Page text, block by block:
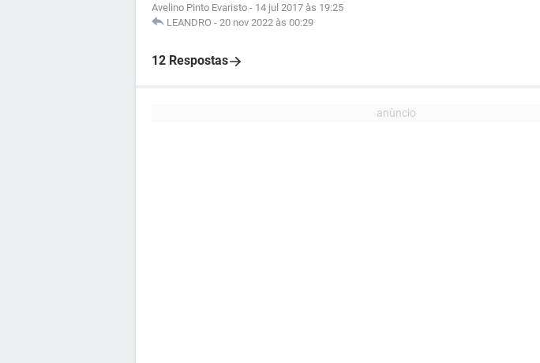
Avelino Pinto Evaristo - 14 jul 2017 às 19:25
LEANDRO - 20 nov 2022 às 00:29
12 Respostas